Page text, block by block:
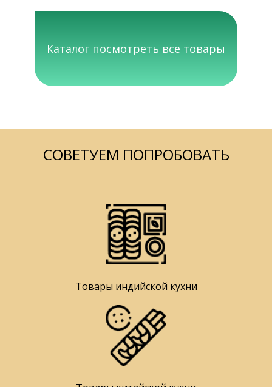
Каталог посмотреть все товары
СОВЕТУЕМ ПОПРОБОВАТЬ
Товары индийской кухни